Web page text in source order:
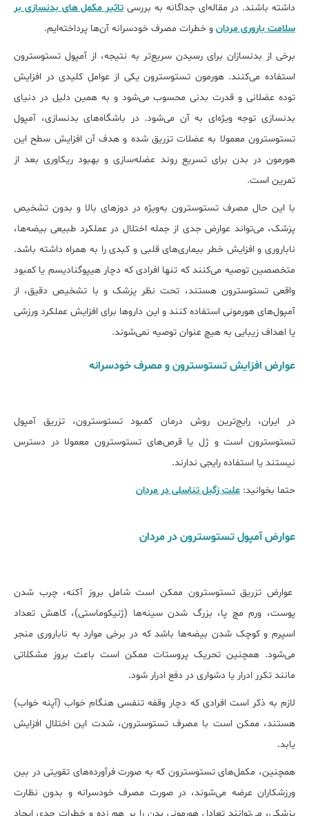
داشته باشند. در مقاله‌ای جداگانه به بررسی تاثیر مکمل های بدنسازی بر
سلامت باروری مردان و خطرات مصرف خودسرانه آن‌ها پرداخته‌ایم.
برخی از بدنسازان برای رسیدن سریع‌تر به نتیجه، از آمپول تستوسترون
استفاده می‌کنند. هورمون تستوسترون یکی از عوامل کلیدی در افزایش
توده عضلانی و قدرت بدنی محسوب می‌شود و به همین دلیل در دنیای
بدنسازی توجه ویژه‌ای به آن می‌شود. در باشگاه‌های بدنسازی، آمپول
تستوسترون معمولا به عضلات تزریق شده و هدف آن افزایش سطح این
هورمون در بدن برای تسریع روند عضله‌سازی و بهبود ریکاوری بعد از
تمرین است.
با این حال مصرف تستوسترون به‌ویژه در دوزهای بالا و بدون تشخیص
پزشک، می‌تواند عوارض جدی از جمله اختلال در عملکرد طبیعی بیضه‌ها،
ناباروری و افزایش خطر بیماری‌های قلبی و کبدی را به همراه داشته باشد.
متخصصین توصیه می‌کنند که تنها افرادی که دچار هیپوگنادیسم یا کمبود
واقعی تستوسترون هستند، تحت نظر پزشک و با تشخیص دقیق، از
آمپول‌های هورمونی استفاده کنند و این داروها برای افزایش عملکرد ورزشی
یا اهداف زیبایی به هیچ عنوان توصیه نمی‌شوند.
عوارض افزایش تستوسترون و مصرف خودسرانه
در ایران، رایج‌ترین روش درمان کمبود تستوسترون، تزریق آمپول
تستوسترون است و ژل یا قرص‌های تستوسترون معمولا در دسترس
نیستند یا استفاده رایجی ندارند.
حتما بخوانید: علت زگیل تناسلی در مردان
عوارض آمپول تستوسترون در مردان
عوارض تزریق تستوسترون ممکن است شامل بروز آکنه، چرب شدن
پوست، ورم مچ پا، بزرگ شدن سینه‌ها (ژنیکوماستی)، کاهش تعداد
اسپرم و کوچک شدن بیضه‌ها باشد که در برخی موارد به ناباروری منجر
می‌شود. همچنین تحریک پروستات ممکن است باعث بروز مشکلاتی
مانند تکرر ادرار یا دشواری در دفع ادرار شود.
لازم به ذکر است افرادی که دچار وقفه تنفسی هنگام خواب (آپنه خواب)
هستند، ممکن است با مصرف تستوسترون، شدت این اختلال افزایش
یابد.
همچنین، مکمل‌های تستوسترون که به صورت فرآورده‌های تقویتی در بین
ورزشکاران عرضه می‌شوند، در صورت مصرف خودسرانه و بدون نظارت
پزشکی، می‌توانند تعادل هورمونی بدن را بر هم زده و خطرات جدی ایجاد